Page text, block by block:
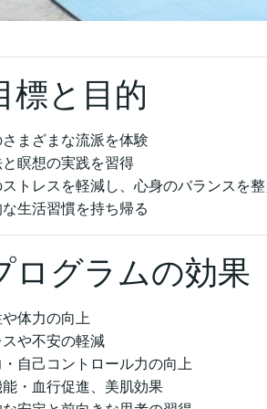
標と目的
まざまな流派を体験
瞑想の実践を習得
ストレスを軽減し、心身のバランスを
生活習慣を持ち帰る
ログラムの効果
体力の向上
や不安の軽減
自己コントロール力の向上
・血行促進、美肌効果